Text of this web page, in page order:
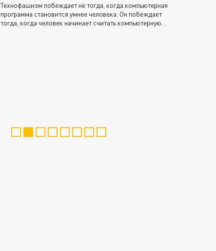
Технофашизм побеждает не тогда, когда компьютерная
программа становится умнее человека. Он побеждает
тогда, когда человек начинает считать компьютерную